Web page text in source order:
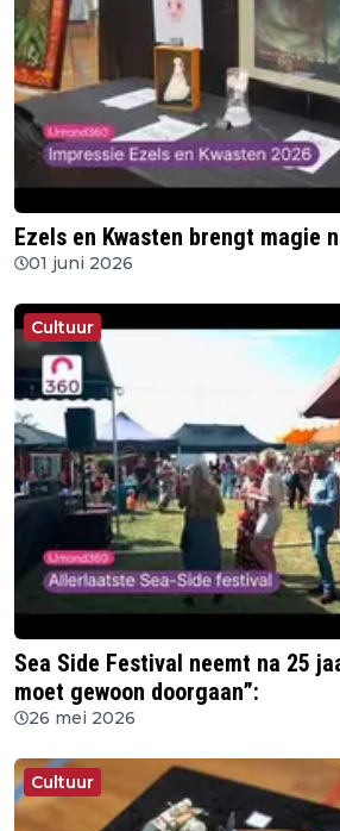
Ezels en Kwasten brengt magie
01 juni 2026
Cultuur
Sea Side Festival neemt na 25
moet gewoon doorgaan”:
26 mei 2026
Cultuur